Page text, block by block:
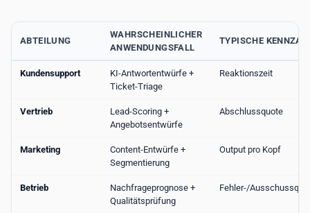
ABTEILUNG
WAHRSCHEINLICHER
ANWENDUNGSFALL
TYPISCHE
Kundensupport
KI-Antwortentwürfe +
Ticket-Triage
Reaktionszeit
Vertrieb
Lead-Scoring +
Angebotsentwürfe
Abschlussquote
Marketing
Content-Entwürfe +
Segmentierung
Output pro Kopf
Betrieb
Nachfrageprognose +
Qualitätsprüfung
Fehler-/